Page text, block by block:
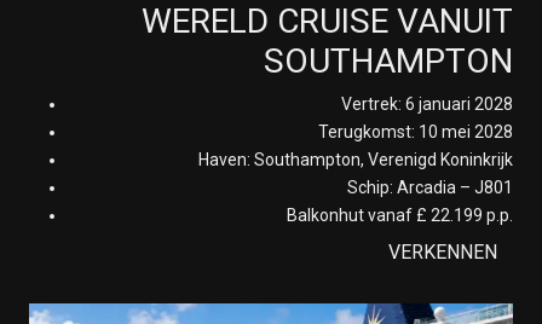
WERELD CRUISE VANUIT
SOUTHAMPTON
Vertrek: 6 januari 2028
Terugkomst: 10 mei 2028
Haven: Southampton, Verenigd Koninkrijk
Schip: Arcadia – J801
Balkonhut vanaf £ 22.199 p.p.
VERKENNEN